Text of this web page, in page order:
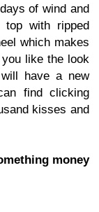
of wind and
with ripped
which makes
like the look
have a new
find clicking
kisses and
money